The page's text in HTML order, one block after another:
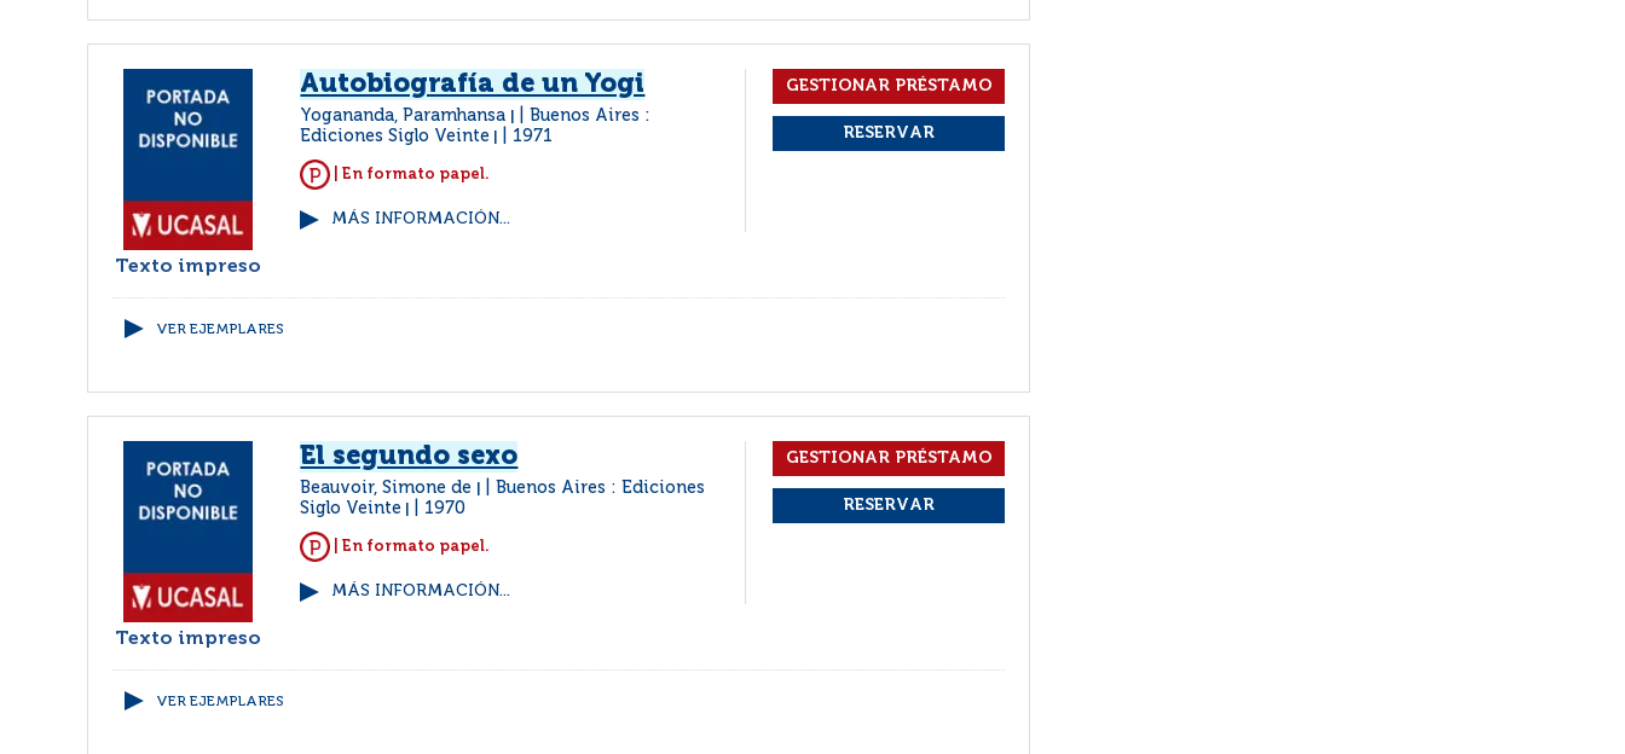
Texto impreso
Autobiografía de un Yogi
Yogananda, Paramhansa
Buenos Aires :
Ediciones Siglo Veinte
1971
| En formato papel.
MÁS INFORMACIÓN...
VER EJEMPLARES
Texto impreso
El segundo sexo
Beauvoir, Simone de
Buenos Aires : Ediciones
Siglo Veinte
1970
| En formato papel.
MÁS INFORMACIÓN...
VER EJEMPLARES